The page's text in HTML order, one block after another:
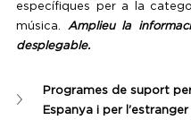
específiques per a la
música. Amplieu la
desplegable.
Programes de suport
Espanya i per l'estranger